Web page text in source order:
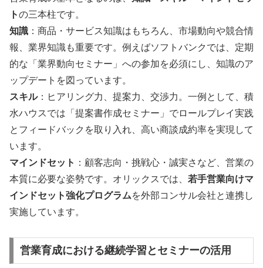
トの三本柱です。
知識 ：商品・サービス知識はもちろん、市場動向や競合情
報、業界知識も重要です。例えばソフトバンクでは、定期
的な「業界動向セミナー」への参加を必須にし、知識のア
ップデートを図っています。
スキル：ヒアリング力、提案力、交渉力。一例として、積
水ハウスでは「提案書作成セミナー」でロールプレイ実践
とフィードバックを取り入れ、高い商談成約率を実現して
います。
マインドセット ：顧客志向・挑戦心・誠実さなど、営業の
本質に必要な姿勢です。オリックスでは、 若手営業向けマ
インドセット強化プログラムを外部コンサル会社と連携し
実施しています。
営業育成における継続学習とセミナーの活用